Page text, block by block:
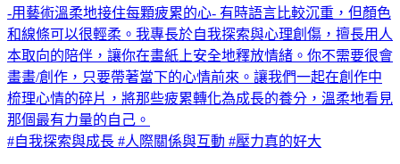
-用藝術溫柔地接住每顆疲累的心- 有時語言比較沉重，但顏色
和線條可以很輕柔。我專長於自我探索與心理創傷，擅長用人
本取向的陪伴，讓你在畫紙上安全地釋放情緒。你不需要很會
畫畫/創作，只要帶著當下的心情前來。讓我們一起在創作中
梳理心情的碎片，將那些疲累轉化為成長的養分，溫柔地看見
那個最有力量的自己。
#自我探索與成長 #人際關係與互動 #壓力真的好大